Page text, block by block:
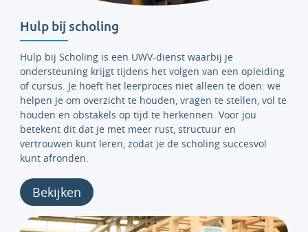
Hulp bij scholing
Hulp bij Scholing is een UWV-dienst waarbij je
ondersteuning krijgt tijdens het volgen van een opleiding
of cursus. Je hoeft het leerproces niet alleen te doen: we
helpen je om overzicht te houden, vragen te stellen, vol te
houden en obstakels op tijd te herkennen. Voor jou
betekent dit dat je met meer rust, structuur en
vertrouwen kunt leren, zodat je de scholing succesvol
kunt afronden.
Bekijken